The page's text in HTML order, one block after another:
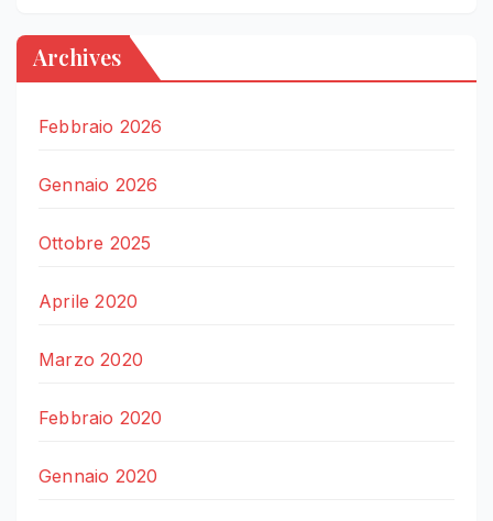
Archives
Febbraio 2026
Gennaio 2026
Ottobre 2025
Aprile 2020
Marzo 2020
Febbraio 2020
Gennaio 2020